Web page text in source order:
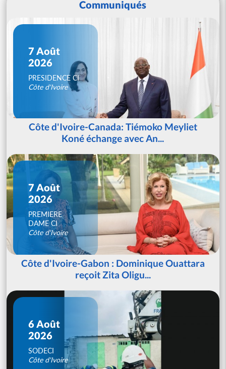
Communiqués
7 Août
2026
PRESIDENCE CI
Côte d'Ivoire
Côte d'Ivoire-Canada: Tiémoko Meyliet
Koné échange avec An...
7 Août
2026
PREMIERE
DAME CI
Côte d'Ivoire
Côte d'Ivoire-Gabon : Dominique Ouattara
reçoit Zita Oligu...
6 Août
2026
SODECI
Côte d'Ivoire